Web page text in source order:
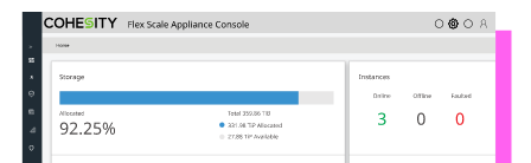
Cohesity
Community
파트너
Español (Spain)